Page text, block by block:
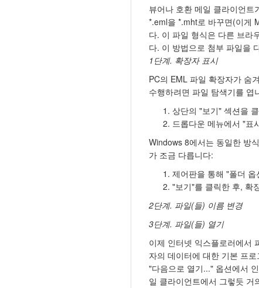
뷰어나 호환 메일 클라이언
*.eml을 *.mht로 바꾸면(이게
다. 이 파일 형식은 다른 브라
다. 이 방법으로 첨부 파일을
1단계. 확장자 표시
PC의 EML 파일 확장자가 숨
수행하려면 파일 탐색기를 엽
상단의 "보기" 섹션을
드롭다운 메뉴에서 "표
Windows 8에서는 동일한 방
가 조금 다릅니다:
제어판을 통해 "폴더 옵
"보기"를 클릭한 후, 확
2단계. 파일(들) 이름 변경
3단계. 파일(들) 열기
이제 인터넷 익스플로러에서
자의 데이터에 대한 기본 프
"다음으로 열기..." 옵션에서
일 클라이언트에서 그렇듯 거